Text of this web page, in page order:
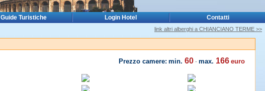
Guide Turistiche Login Hotel Contatti
link altri alberghi a CHIANCIANO TERME >>
Prezzo camere: min. 60 - max. 166 euro